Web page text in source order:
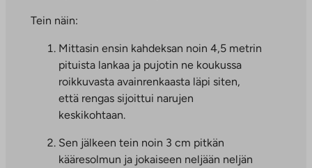
Tein näin:
Mittasin ensin kahdeksan noin 4,5 metrin
pituista lankaa ja pujotin ne koukussa
roikkuvasta avainrenkaasta läpi siten,
että rengas sijoittui narujen
keskikohtaan.
Sen jälkeen tein noin 3 cm pitkän
kääresolmun ja jokaiseen neljään neljän